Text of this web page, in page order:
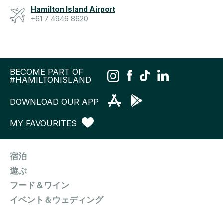
Hamilton Island Airport
+61 7 4946 8620
BECOME PART OF
#HAMILTONISLAND
DOWNLOAD OUR APP
MY FAVOURITES
宿泊
遊ぶ
フード＆ワイン
イベント＆ウェディング